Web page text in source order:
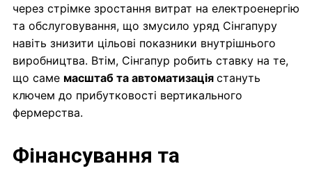
через стрімке зростання витрат на електроенергію
та обслуговування, що змусило уряд Сінгапуру
навіть знизити цільові показники внутрішнього
виробництва. Втім, Сінгапур робить ставку на те,
що саме масштаб та автоматизація стануть
ключем до прибутковості вертикального
фермерства.
Фінансування та